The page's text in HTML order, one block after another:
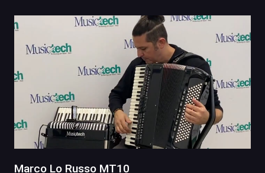
Marco Lo Russo MT10